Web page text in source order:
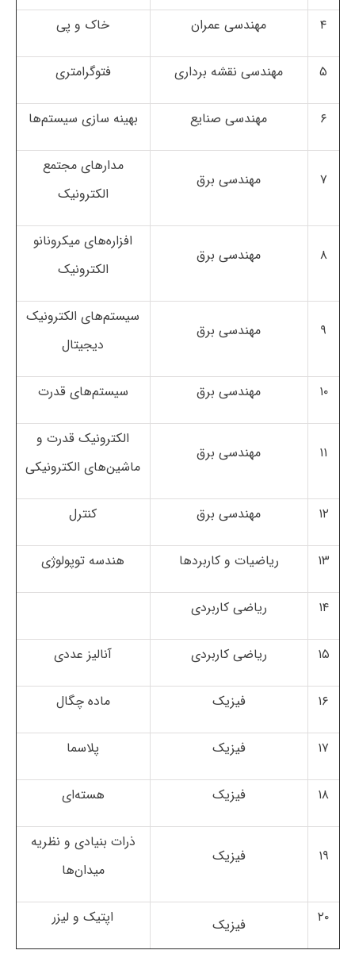
۴ مهندسی عمران خاک و پی
۵ مهندسی نقشه برداری فتوگرامتری
۶ مهندسی صنایع بهینه سازی سیستم‌ها
۷ مهندسی برق
مدارهای مجتمع
الکترونیک
۸ مهندسی برق
افزاره‌های میکرونانو
الکترونیک
۹ مهندسی برق
سیستم‌های الکترونیک
دیجیتال
۱۰ مهندسی برق سیستم‌های قدرت
۱۱ مهندسی برق
الکترونیک قدرت و
ماشین‌های الکترونیکی
۱۲ مهندسی برق کنترل
۱۳ ریاضیات و کاربردها هندسه توپولوژی
۱۴ ریاضی کاربردی
۱۵ ریاضی کاربردی آنالیز عددی
۱۶ فیزیک ماده چگال
۱۷ فیزیک پلاسما
۱۸ فیزیک هسته‌ای
۱۹ فیزیک
ذرات بنیادی و نظریه
میدان‌ها
۲۰ فیزیک اپتیک و لیزر